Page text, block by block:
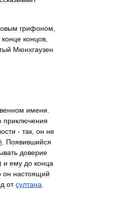
грифоном
конце концов
Мюнхгаузен
имени
приключения
- так он не
Появившийся
доверие
и ему до конца
он настоящий
от султана